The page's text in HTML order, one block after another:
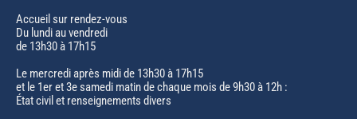
Accueil sur rendez-vous
Du lundi au vendredi
de 13h30 à 17h15
Le mercredi après midi de 13h30 à 17h15
et le 1er et 3e samedi matin de chaque mois de 9h30 à 12h :
État civil et renseignements divers